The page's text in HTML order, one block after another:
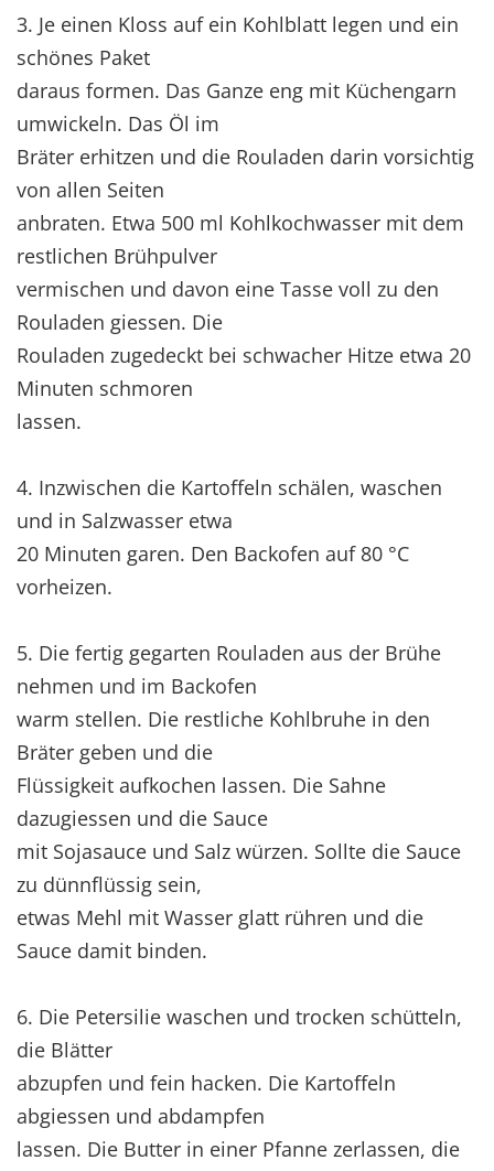
3. Je einen Kloss auf ein Kohlblatt legen und ein
schönes Paket
daraus formen. Das Ganze eng mit Küchengarn
umwickeln. Das Öl im
Bräter erhitzen und die Rouladen darin vorsichtig
von allen Seiten
anbraten. Etwa 500 ml Kohlkochwasser mit dem
restlichen Brühpulver
vermischen und davon eine Tasse voll zu den
Rouladen giessen. Die
Rouladen zugedeckt bei schwacher Hitze etwa 20
Minuten schmoren
lassen.
4. Inzwischen die Kartoffeln schälen, waschen
und in Salzwasser etwa
20 Minuten garen. Den Backofen auf 80 °C
vorheizen.
5. Die fertig gegarten Rouladen aus der Brühe
nehmen und im Backofen
warm stellen. Die restliche Kohlbruhe in den
Bräter geben und die
Flüssigkeit aufkochen lassen. Die Sahne
dazugiessen und die Sauce
mit Sojasauce und Salz würzen. Sollte die Sauce
zu dünnflüssig sein,
etwas Mehl mit Wasser glatt rühren und die
Sauce damit binden.
6. Die Petersilie waschen und trocken schütteln,
die Blätter
abzupfen und fein hacken. Die Kartoffeln
abgiessen und abdampfen
lassen. Die Butter in einer Pfanne zerlassen, die